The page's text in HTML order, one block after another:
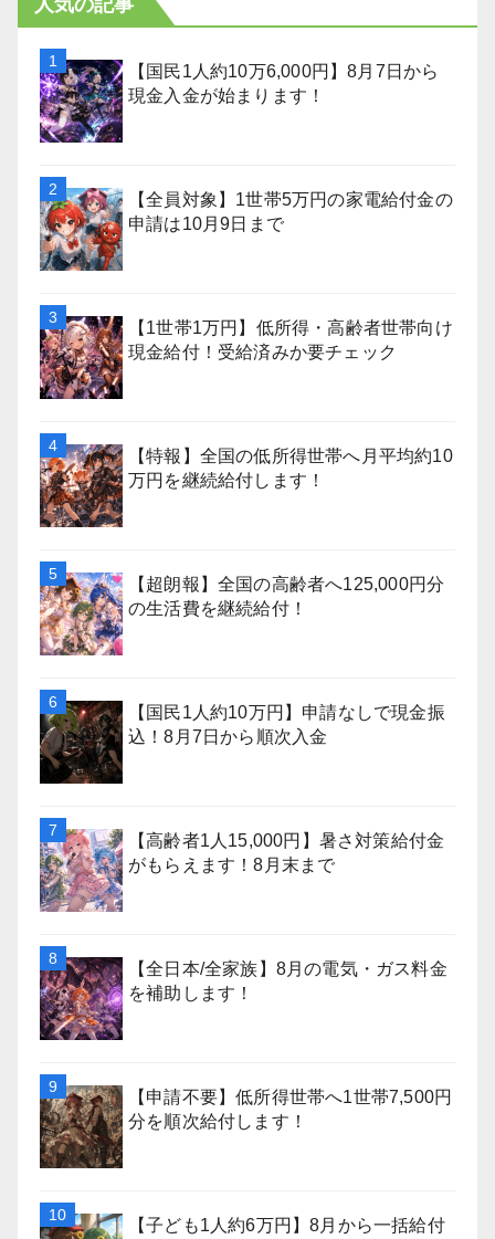
【国民1人約10万6,000円】8月7日から
現金入金が始まります！
【全員対象】1世帯5万円の家電給付金の
申請は10月9日まで
【1世帯1万円】低所得・高齢者世帯向け
現金給付！受給済みか要チェック
【特報】全国の低所得世帯へ月平均約10
万円を継続給付します！
【超朗報】全国の高齢者へ125,000円分
の生活費を継続給付！
【国民1人約10万円】申請なしで現金振
込！8月7日から順次入金
【高齢者1人15,000円】暑さ対策給付金
がもらえます！8月末まで
【全日本/全家族】8月の電気・ガス料金
を補助します！
【申請不要】低所得世帯へ1世帯7,500円
分を順次給付します！
【子ども1人約6万円】8月から一括給付